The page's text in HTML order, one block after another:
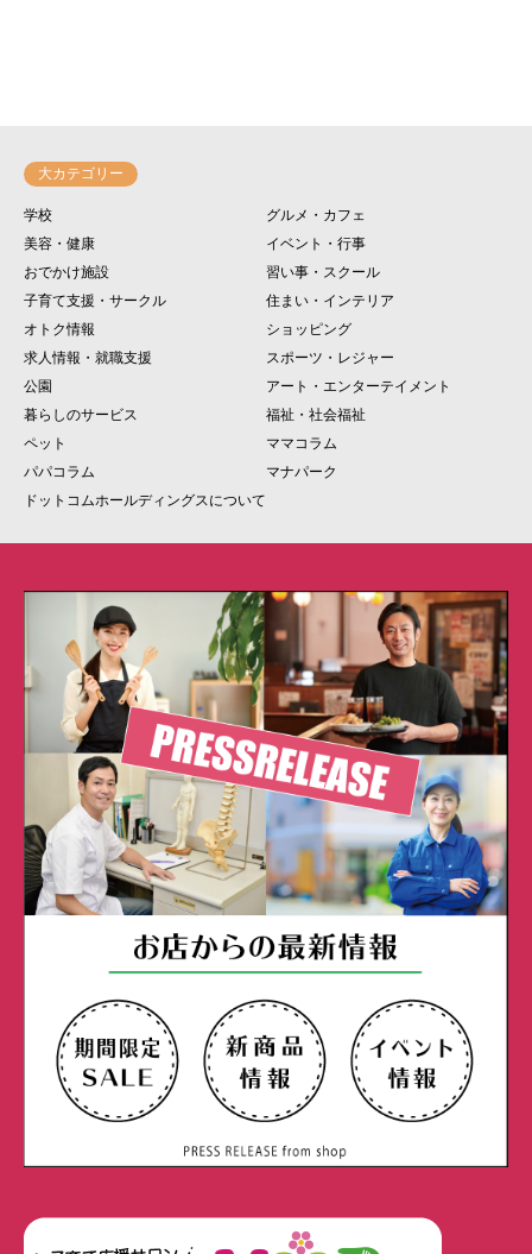
大カテゴリー
学校
グルメ・カフェ
美容・健康
イベント・行事
おでかけ施設
習い事・スクール
子育て支援・サークル
住まい・インテリア
オトク情報
ショッピング
求人情報・就職支援
スポーツ・レジャー
公園
アート・エンターテイメント
暮らしのサービス
福祉・社会福祉
ペット
ママコラム
パパコラム
マナパーク
ドットコムホールディングスについて